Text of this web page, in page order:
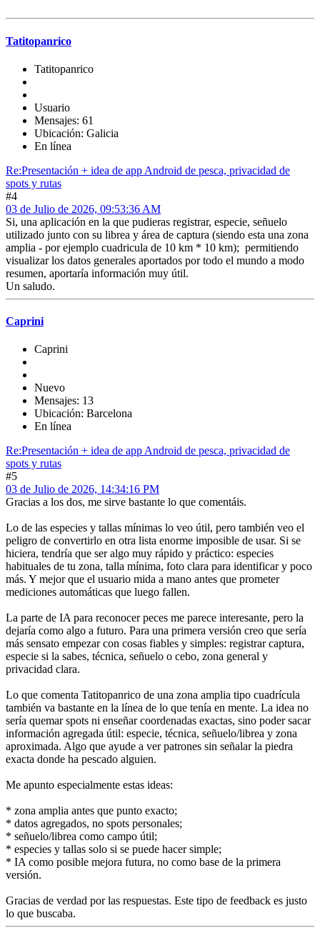
Tatitopanrico
Tatitopanrico
Usuario
Mensajes: 61
Ubicación: Galicia
En línea
Re:Presentación + idea de app Android de pesca, privacidad de
spots y rutas
#4
03 de Julio de 2026, 09:53:36 AM
Si, una aplicación en la que pudieras registrar, especie, señuelo
utilizado junto con su librea y área de captura (siendo esta una zona
amplia - por ejemplo cuadricula de 10 km * 10 km); permitiendo
visualizar los datos generales aportados por todo el mundo a modo
resumen, aportaría información muy útil.
Un saludo.
Caprini
Caprini
Nuevo
Mensajes: 13
Ubicación: Barcelona
En línea
Re:Presentación + idea de app Android de pesca, privacidad de
spots y rutas
#5
03 de Julio de 2026, 14:34:16 PM
Gracias a los dos, me sirve bastante lo que comentáis.
Lo de las especies y tallas mínimas lo veo útil, pero también veo el
peligro de convertirlo en otra lista enorme imposible de usar. Si se
hiciera, tendría que ser algo muy rápido y práctico: especies
habituales de tu zona, talla mínima, foto clara para identificar y poco
más. Y mejor que el usuario mida a mano antes que prometer
mediciones automáticas que luego fallen.
La parte de IA para reconocer peces me parece interesante, pero la
dejaría como algo a futuro. Para una primera versión creo que sería
más sensato empezar con cosas fiables y simples: registrar captura,
especie si la sabes, técnica, señuelo o cebo, zona general y
privacidad clara.
Lo que comenta Tatitopanrico de una zona amplia tipo cuadrícula
también va bastante en la línea de lo que tenía en mente. La idea no
sería quemar spots ni enseñar coordenadas exactas, sino poder sacar
información agregada útil: especie, técnica, señuelo/librea y zona
aproximada. Algo que ayude a ver patrones sin señalar la piedra
exacta donde ha pescado alguien.
Me apunto especialmente estas ideas:
* zona amplia antes que punto exacto;
* datos agregados, no spots personales;
* señuelo/librea como campo útil;
* especies y tallas solo si se puede hacer simple;
* IA como posible mejora futura, no como base de la primera
versión.
Gracias de verdad por las respuestas. Este tipo de feedback es justo
lo que buscaba.